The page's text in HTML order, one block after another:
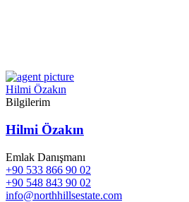
Hilmi Özakın
Bilgilerim
Hilmi Özakın
Emlak Danışmanı
+90 533 866 90 02
+90 548 843 90 02
info@northhillsestate.com